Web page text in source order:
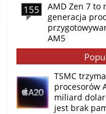
155
AMD Zen 7 to
generacja
AM5
TSMC
procesorów
miliard
jest brak